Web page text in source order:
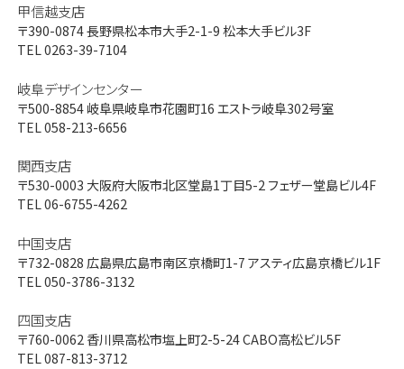
甲信越支店
〒390-0874長野県松本市大手2-1-9 松本大手ビル3F
TEL 0263-39-7104
岐阜デザインセンター
〒500-8854岐阜県岐阜市花園町16 エストラ岐阜302号室
TEL 058-213-6656
関西支店
〒530-0003 大阪府大阪市北区堂島1丁目5-2 フェザー堂島ビル4F
TEL 06-6755-4262
中国支店
〒732-0828 広島県広島市南区京橋町1-7 アスティ広島京橋ビル1F
TEL 050-3786-3132
四国支店
〒760-0062香川県高松市塩上町2-5-24 CABO高松ビル5F
TEL 087-813-3712